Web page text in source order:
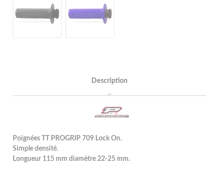
Description
Poignées TT PROGRIP 709 Lock On.
Simple densité.
Longueur 115 mm diamètre 22-25 mm.